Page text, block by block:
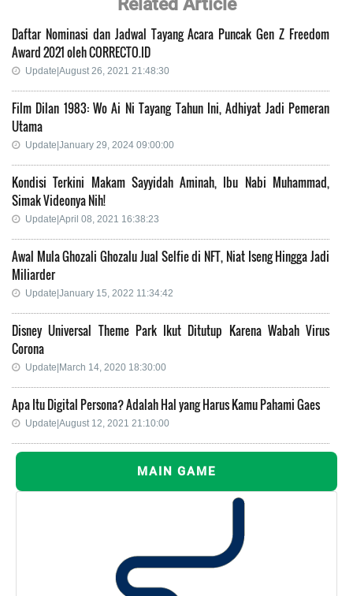
Daftar Nominasi dan Jadwal Tayang Acara Puncak Gen Z Freedom
Award 2021 oleh CORRECTO.ID
Update|August 26, 2021 21:48:30
Film Dilan 1983: Wo Ai Ni Tayang Tahun Ini, Adhiyat Jadi Pemeran
Utama
Update|January 29, 2024 09:00:00
Kondisi Terkini Makam Sayyidah Aminah, Ibu Nabi Muhammad,
Simak Videonya Nih!
Update|April 08, 2021 16:38:23
Awal Mula Ghozali Ghozalu Jual Selfie di NFT, Niat Iseng Hingga Jadi
Miliarder
Update|January 15, 2022 11:34:42
Disney Universal Theme Park Ikut Ditutup Karena Wabah Virus
Corona
Update|March 14, 2020 18:30:00
Apa Itu Digital Persona? Adalah Hal yang Harus Kamu Pahami Gaes
Update|August 12, 2021 21:10:00
MAIN GAME